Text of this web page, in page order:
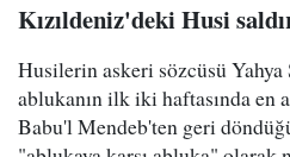
Kızıldeniz'deki Husi
Husilerin askeri sözcüsü
ablukanın ilk iki haftasında en
Babu'l Mendeb'ten geri